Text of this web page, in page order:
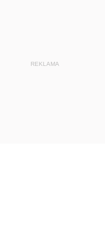
REKLAMA